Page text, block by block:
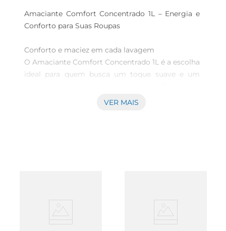
Amaciante Comfort Concentrado 1L – Energia e
Conforto para Suas Roupas
Conforto e maciez em cada lavagem
O Amaciante Comfort Concentrado 1L é a escolha
ideal para quem busca um toque suave e um
fórmula concentrada, ele proporciona um
oferece um perfume vibrante que se mantém por
VER MAIS